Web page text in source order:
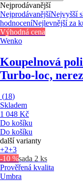
Nejprodávanější
NejprodávanějšíNejvyšší
hodnoceníNejlevnější za
Výhodná cena
Wenko
Koupelnová
Turbo-loc,
(18)
Skladem
1 048 Kč
Do košíku
Do košíku
další varianty
+2+3
-10 %sada 2 ks
Prověřená kvalita
Umbra